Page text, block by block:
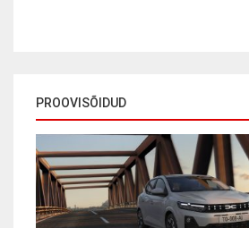
PROOVISÕIDUD